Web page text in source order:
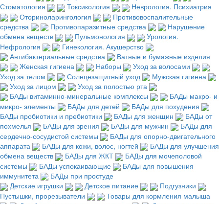
Стоматология
Токсикология
Неврология. Психиатрия
Оториноларингология
Противовоспалительные
средства
Противопаразитные средства
Нарушение
обмена веществ
Пульмонология
Урология.
Нефрология
Гинекология. Акушерство
Антибактериальные средства
Ватные и бумажные изделия
Женская гигиена
Наборы
Уход за волосами
Уход за телом
Солнцезащитный уход
Мужская гигиена
Уход за лицом
Уход за полостью рта
БАДы витаминно-минеральные комплексы
БАДы макро- и
микро- элементы
БАДы для детей
БАДы для похудения
БАДы пробиотики и пребиотики
БАДы для женщин
БАДы от
похмелья
БАДы для зрения БАДы для мужчин
БАДы для
сердечно-сосудистой системы
БАДы для опорно-двигательного
аппарата
БАДы для кожи, волос, ногтей
БАДы для улучшения
обмена веществ
БАДы для ЖКТ
БАДы для мочеполовой
системы
БАДы успокаивающие
БАДы для повышения
иммунитета
БАДы при простуде
Детские игрушки
Детское питание
Подгузники
Пустышки, прорезыватели
Товары для кормления малыша